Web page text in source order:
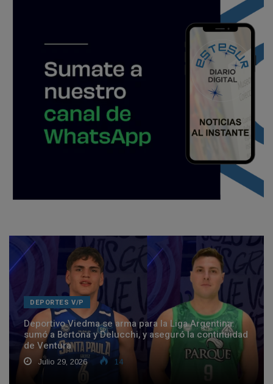
DEPORTES V/P
Deportivo Viedma se arma para la Liga Argentina:
sumó a Bertona y Delucchi, y aseguró la continuidad
de Ventura
Julio 29, 2026 14